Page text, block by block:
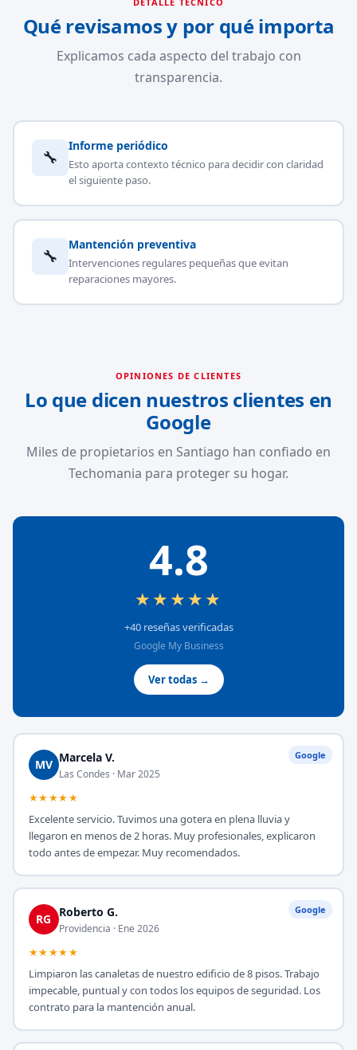
Qué revisamos y por qué importa
Explicamos cada aspecto del trabajo con
transparencia.
🔧
Informe periódico
Esto aporta contexto técnico para decidir con claridad
el siguiente paso.
🔧
Mantención preventiva
Intervenciones regulares pequeñas que evitan
reparaciones mayores.
OPINIONES DE CLIENTES
Lo que dicen nuestros clientes en
Google
Miles de propietarios en Santiago han confiado en
Techomania para proteger su hogar.
4.8
★★★★★
+40 reseñas verificadas
Google My Business
Ver todas →
Google
MV Marcela V.
Las Condes · Mar 2025
★★★★★
Excelente servicio. Tuvimos una gotera en plena lluvia y
llegaron en menos de 2 horas. Muy profesionales, explicaron
todo antes de empezar. Muy recomendados.
Google
RG Roberto G.
Providencia · Ene 2026
★★★★★
Limpiaron las canaletas de nuestro edificio de 8 pisos. Trabajo
impecable, puntual y con todos los equipos de seguridad. Los
contrato para la mantención anual.